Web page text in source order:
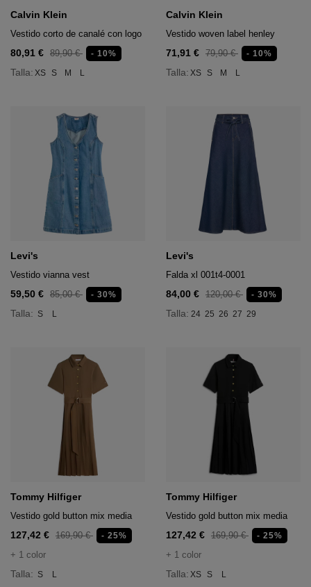
Calvin Klein
Vestido corto de canalé con logo
80,91 € 89,90 € - 10%
Talla: XS S M L
Calvin Klein
Vestido woven label henley
71,91 € 79,90 € - 10%
Talla: XS S M L
Levi's
Vestido vianna vest
59,50 € 85,00 € - 30%
Talla: S L
Levi's
Falda xl 001t4-0001
84,00 € 120,00 € - 30%
Talla: 24 25 26 27 29
Tommy Hilfiger
Vestido gold button mix media
127,42 € 169,90 € - 25%
+ 1 color
Talla: S L
Tommy Hilfiger
Vestido gold button mix media
127,42 € 169,90 € - 25%
+ 1 color
Talla: XS S L